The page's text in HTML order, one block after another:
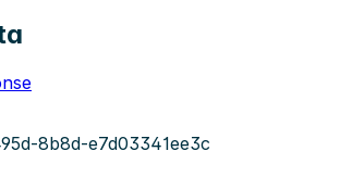
8b8d-e7d03341ee3c